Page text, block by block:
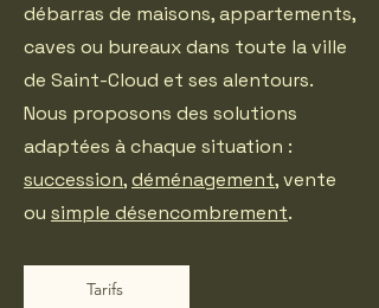
débarras de maisons, appartements,
caves ou bureaux dans toute la ville
de Saint-Cloud et ses alentours.
Nous proposons des solutions
adaptées à chaque situation :
succession,déménagement, vente
ou simple désencombrement.
Tarifs